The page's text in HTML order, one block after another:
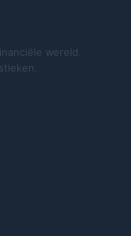
wereld.